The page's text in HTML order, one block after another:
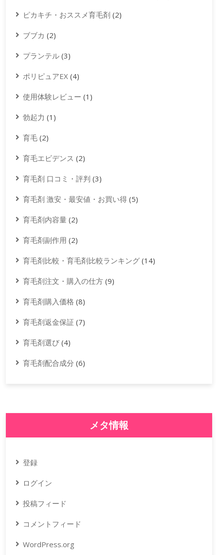
ピカキチ・おススメ育毛剤 (2)
ブブカ (2)
プランテル (3)
ポリピュアEX (4)
使用体験レビュー (1)
勃起力 (1)
育毛 (2)
育毛エビデンス (2)
育毛剤 口コミ・評判 (3)
育毛剤 激安・最安値・お買い得 (5)
育毛剤内容量 (2)
育毛剤副作用 (2)
育毛剤比較・育毛剤比較ランキング (14)
育毛剤注文・購入の仕方 (9)
育毛剤購入価格 (8)
育毛剤返金保証 (7)
育毛剤選び (4)
育毛剤配合成分 (6)
メタ情報
登録
ログイン
投稿フィード
コメントフィード
WordPress.org